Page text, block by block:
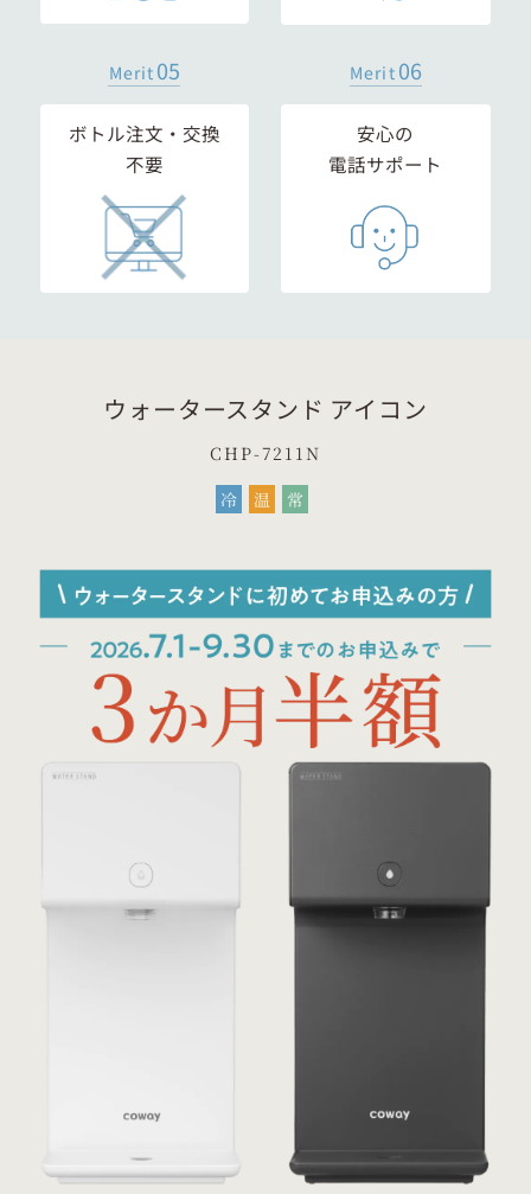
Merit 05
ボトル注文・交換
不要
Merit 06
安心の
電話サポート
ウォータースタンド アイコン
CHP-7211N
冷
温 常